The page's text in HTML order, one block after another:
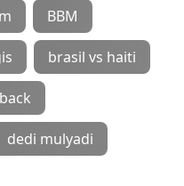
BBM
brasil vs haiti
dedi mulyadi